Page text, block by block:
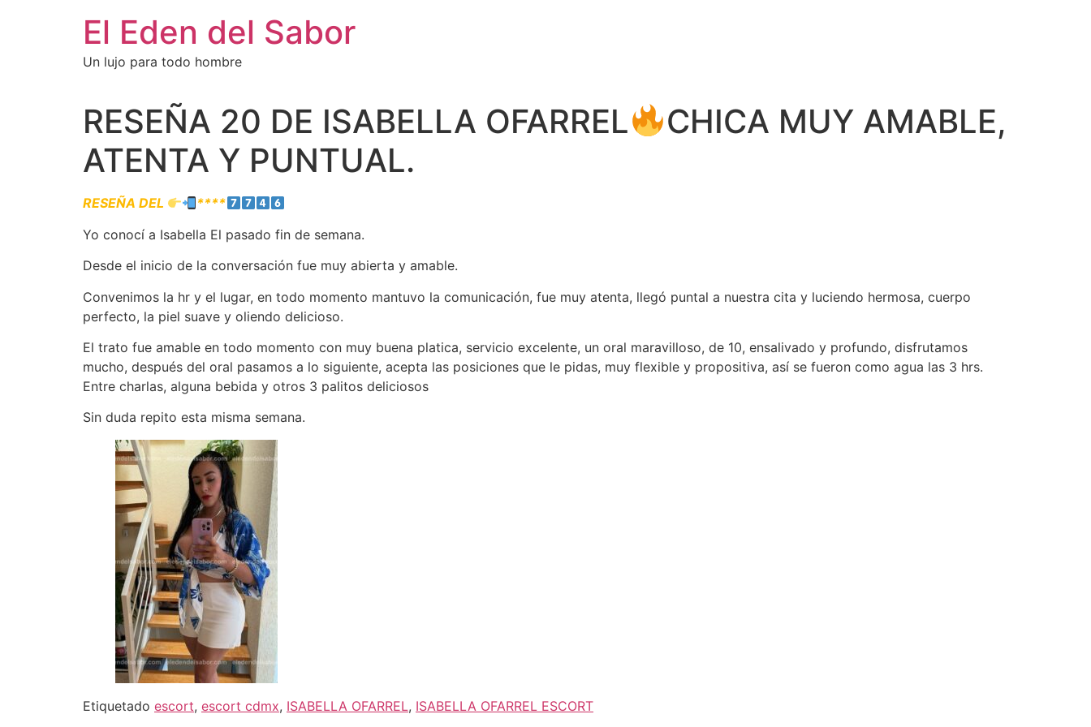
El Eden del Sabor
Un lujo para todo hombre
RESEÑA 20 DE ISABELLA OFARREL
CHICA MUY AMABLE,
ATENTA Y PUNTUAL.
RESEÑA DEL
****
Yo conocí a Isabella El pasado fin de semana.
Desde el inicio de la conversación fue muy abierta y amable.
Convenimos la hr y el lugar, en todo momento mantuvo la comunicación, fue muy atenta, llegó puntal a nuestra cita y luciendo hermosa, cuerpo
perfecto, la piel suave y oliendo delicioso.
El trato fue amable en todo momento con muy buena platica, servicio excelente, un oral maravilloso, de 10, ensalivado y profundo, disfrutamos
mucho, después del oral pasamos a lo siguiente, acepta las posiciones que le pidas, muy flexible y propositiva, así se fueron como agua las 3 hrs.
Entre charlas, alguna bebida y otros 3 palitos deliciosos
Sin duda repito esta misma semana.
Etiquetado escort, escort cdmx, ISABELLA OFARREL, ISABELLA OFARREL ESCORT